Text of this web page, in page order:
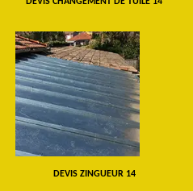
DEVIS ZINGUEUR 14